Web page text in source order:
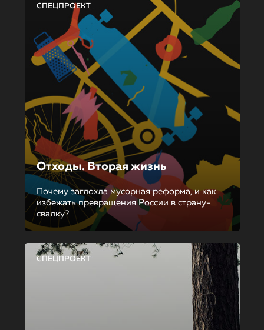
СПЕЦПРОЕКТ
Отходы. Вторая жизнь
Почему заглохла мусорная реформа, и как
избежать превращения России в страну-
свалку?
СПЕЦПРОЕКТ